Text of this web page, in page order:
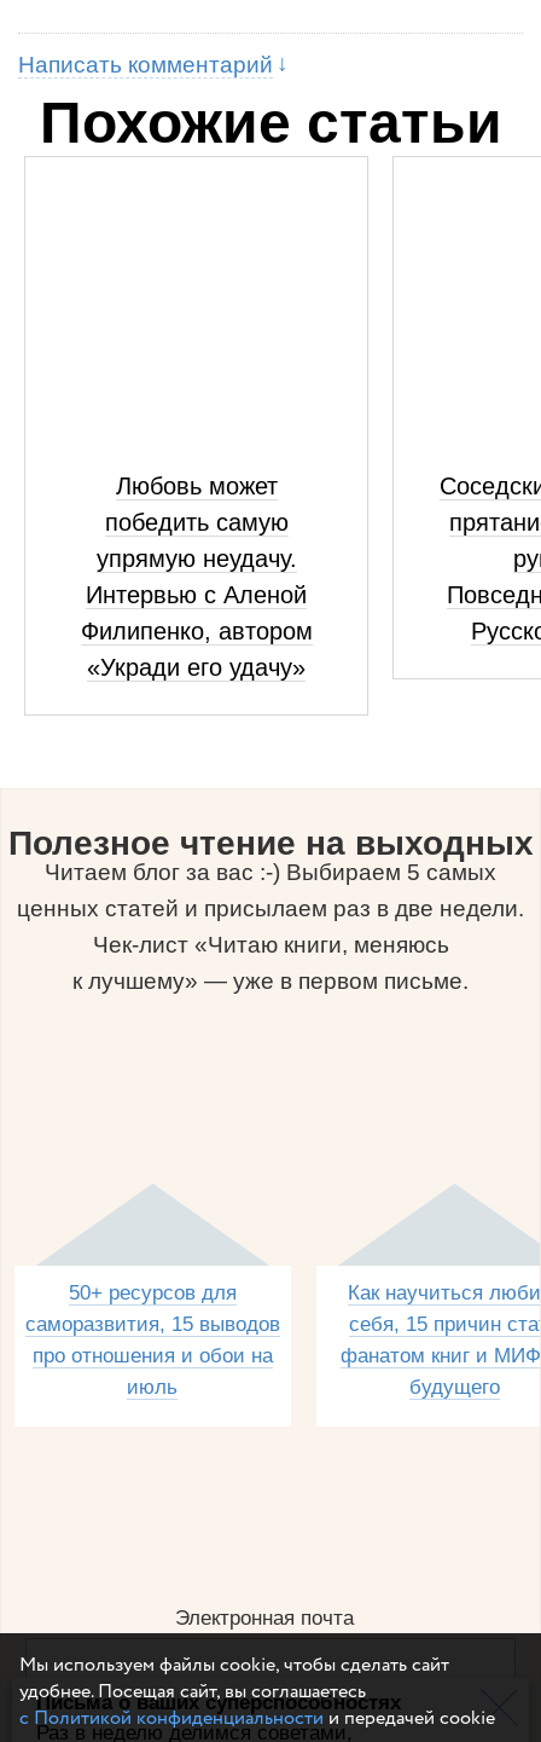
Письма о ваших суперспособностях
Раз в неделю делимся советами,
Написать комментарий
Похожие статьи
Любовь может
победить самую
упрямую неудачу.
Интервью с Аленой
Филипенко, автором
«Укради его удачу»
Полезное чтение на выходных
Читаем блог за вас :-) Выбираем 5 самых
ценных статей и присылаем раз в две недели.
Чек-лист «Читаю книги, меняюсь
к лучшему» — уже в первом письме.
50+ ресурсов для
саморазвития, 15 выводов
про отношения и обои на
июль
Как научиться
себя, 15 причин
фанатом книг и
будущего
Электронная почта
Например, dulsineya@gmail.com
Без спама и смс
Мы используем файлы cookie, чтобы сделать сайт
удобнее. Посещая сайт, вы соглашаетесь
с Политикой конфиденциальностии передачей cookie